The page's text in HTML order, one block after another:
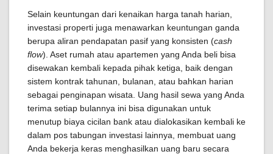
Selain keuntungan dari kenaikan harga tanah harian,
investasi properti juga menawarkan keuntungan ganda
berupa aliran pendapatan pasif yang konsisten (cash
flow). Aset rumah atau apartemen yang Anda beli bisa
disewakan kembali kepada pihak ketiga, baik dengan
sistem kontrak tahunan, bulanan, atau bahkan harian
sebagai penginapan wisata. Uang hasil sewa yang Anda
terima setiap bulannya ini bisa digunakan untuk
menutup biaya cicilan bank atau dialokasikan kembali ke
dalam pos tabungan investasi lainnya, membuat uang
Anda bekerja keras menghasilkan uang baru secara